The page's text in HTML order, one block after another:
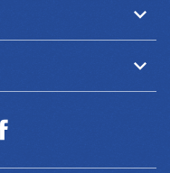
keyboard_arrow_down
keyboard_arrow_down